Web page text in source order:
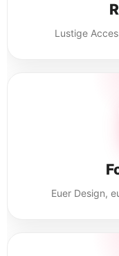
Lustige
Euer Design,